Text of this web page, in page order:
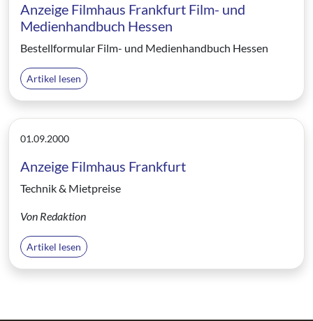
Anzeige Filmhaus Frankfurt Film- und
Medienhandbuch Hessen
Bestellformular Film- und Medienhandbuch Hessen
Artikel lesen
01.09.2000
Anzeige Filmhaus Frankfurt
Technik & Mietpreise
Von Redaktion
Artikel lesen